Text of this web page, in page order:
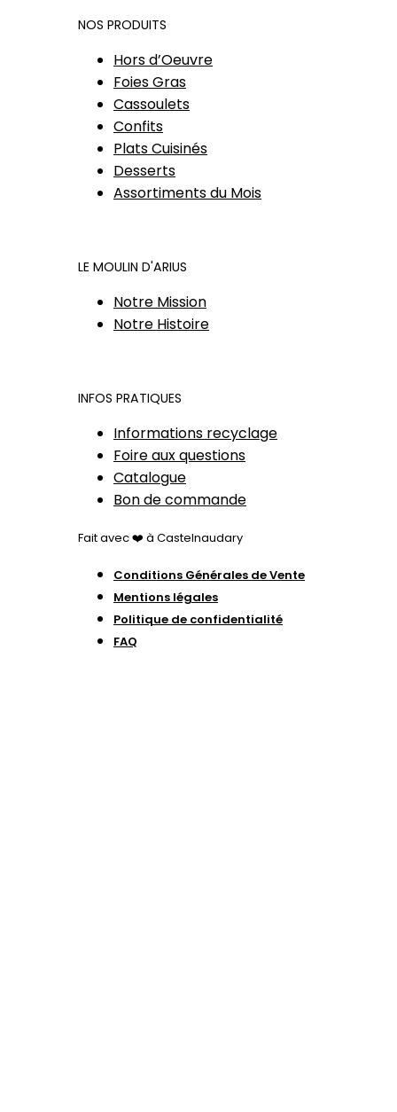
NOS PRODUITS
Hors d’Oeuvre
Foies Gras
Cassoulets
Confits
Plats Cuisinés
Desserts
Assortiments du Mois
LE MOULIN D'ARIUS
Notre Mission
Notre Histoire
INFOS PRATIQUES
Informations recyclage
Foire aux questions
Catalogue
Bon de commande
Fait avec ❤️ à Castelnaudary
Conditions Générales de Vente
Mentions légales
Politique de confidentialité
FAQ